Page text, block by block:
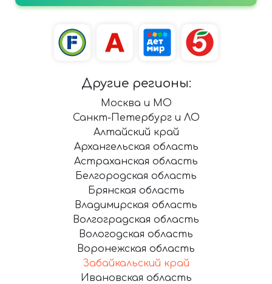
Другие регионы:
Москва и МО
Санкт-Петербург и ЛО
Алтайский край
Архангельская область
Астраханская область
Белгородская область
Брянская область
Владимирская область
Волгоградская область
Вологодская область
Воронежская область
Забайкальский край
Ивановская область